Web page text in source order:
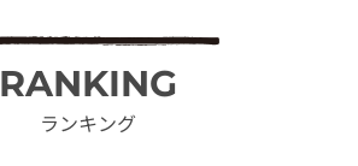
RANKING
ランキング